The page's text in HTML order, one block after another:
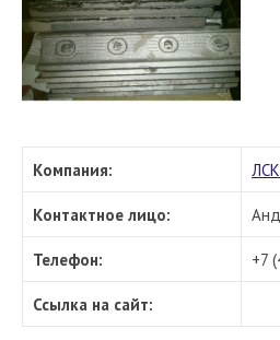
Компания:
Контактное лицо:
Телефон: +7
Ссылка на сайт: